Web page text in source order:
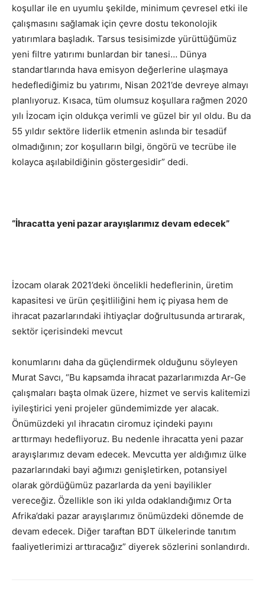
koşullar ile en uyumlu şekilde, minimum çevresel etki ile
çalışmasını sağlamak için çevre dostu tekonolojik
yatırımlara başladık. Tarsus tesisimizde yürüttüğümüz
yeni filtre yatırımı bunlardan bir tanesi… Dünya
standartlarında hava emisyon değerlerine ulaşmaya
hedeflediğimiz bu yatırımı, Nisan 2021’de devreye almayı
planlıyoruz. Kısaca, tüm olumsuz koşullara rağmen 2020
yılı İzocam için oldukça verimli ve güzel bir yıl oldu. Bu da
55 yıldır sektöre liderlik etmenin aslında bir tesadüf
olmadığının; zor koşulların bilgi, öngörü ve tecrübe ile
kolayca aşılabildiğinin göstergesidir” dedi.
“İhracatta yeni pazar arayışlarımız devam edecek”
İzocam olarak 2021’deki öncelikli hedeflerinin, üretim
kapasitesi ve ürün çeşitliliğini hem iç piyasa hem de
ihracat pazarlarındaki ihtiyaçlar doğrultusunda artırarak,
sektör içerisindeki mevcut
konumlarını daha da güçlendirmek olduğunu söyleyen
Murat Savcı, “Bu kapsamda ihracat pazarlarımızda Ar-Ge
çalışmaları başta olmak üzere, hizmet ve servis kalitemizi
iyileştirici yeni projeler gündemimizde yer alacak.
Önümüzdeki yıl ihracatın ciromuz içindeki payını
arttırmayı hedefliyoruz. Bu nedenle ihracatta yeni pazar
arayışlarımız devam edecek. Mevcutta yer aldığımız ülke
pazarlarındaki bayi ağımızı genişletirken, potansiyel
olarak gördüğümüz pazarlarda da yeni bayilikler
vereceğiz. Özellikle son iki yılda odaklandığımız Orta
Afrika’daki pazar arayışlarımız önümüzdeki dönemde de
devam edecek. Diğer taraftan BDT ülkelerinde tanıtım
faaliyetlerimizi arttıracağız” diyerek sözlerini sonlandırdı.